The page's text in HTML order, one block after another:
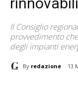
Il Consiglio
provvedimento
degli impianti
By redazione 13